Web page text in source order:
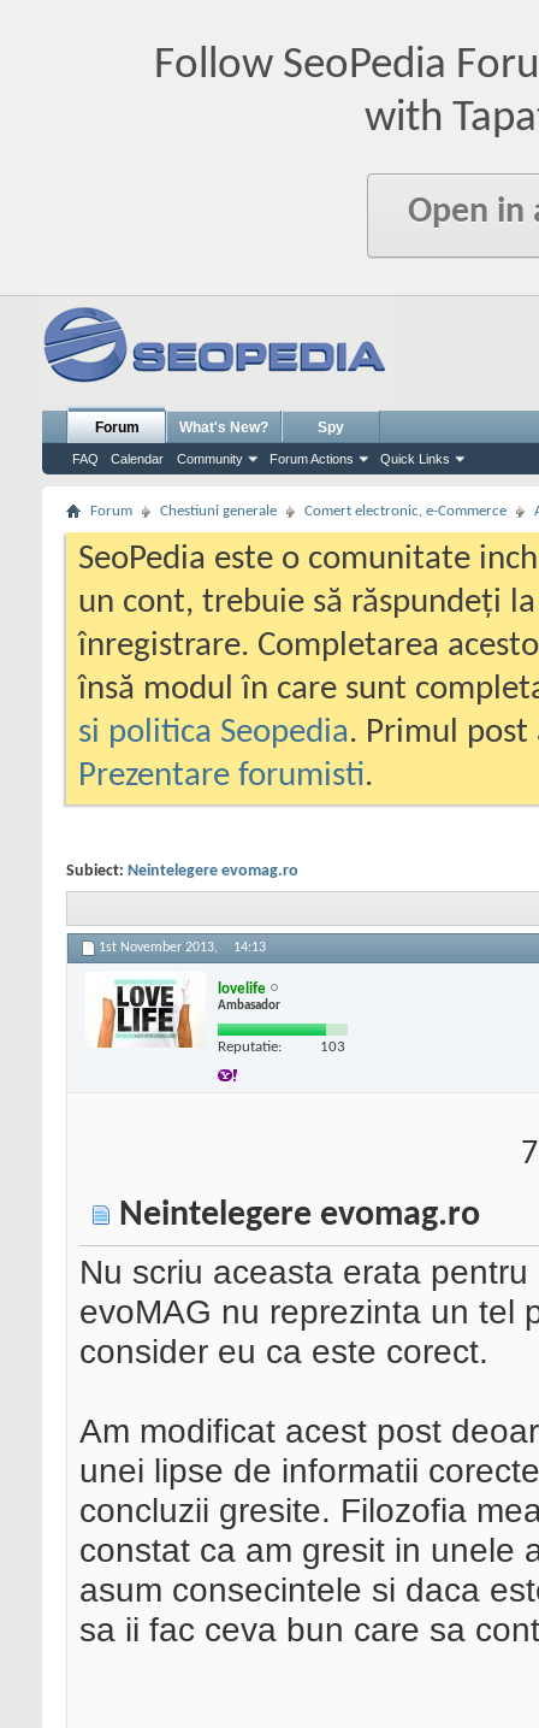
Follow SeoPedia
with
Open in
Forum
FAQ Calendar Community Forum Actions Quick Links
What's New? Spy
Forum Chestiuni generale Comert electronic, e-Commerce
SeoPedia este o comunitate
un cont, trebuie să răspundeți
înregistrare. Completarea
însă modul în care sunt
si politica Seopedia. Primul
Prezentare forumisti.
Subiect: Neintelegere evomag.ro
1st November 2013, 14:13
lovelife
Ambasador
Reputatie: 103
Neintelegere evomag.ro
Nu scriu aceasta erata
evoMAG nu reprezinta un tel
consider eu ca este corect.
Am modificat acest post
unei lipse de informatii
concluzii gresite. Filozofia
constat ca am gresit in unele
asum consecintele si daca
sa ii fac ceva bun care sa